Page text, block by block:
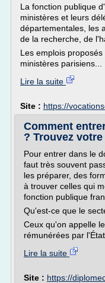
La fonction publique
ministères et leurs
départementales, les
de la recherche, de
Les emplois
ministères parisiens...
Lire la suite
Site : https://
Comment
? Trouvez votre
Pour entrer dans le
faut très souvent
les préparer, des
à trouver celles qui
fonction publique
Qu'est-ce que le
Ceux qu'on appelle
rémunérées par l'État
Lire la suite
Site : https://